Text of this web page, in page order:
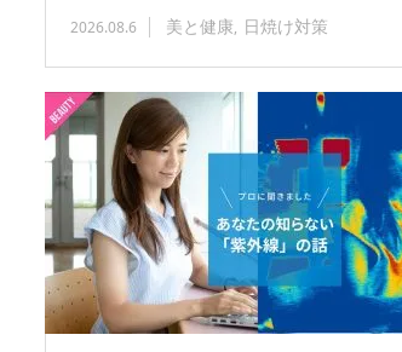
2026.08.6 美と健康 日焼け対策